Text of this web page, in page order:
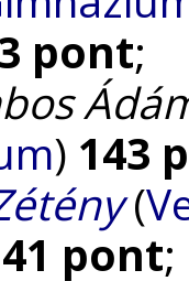
pont;
) 143
(
pont;